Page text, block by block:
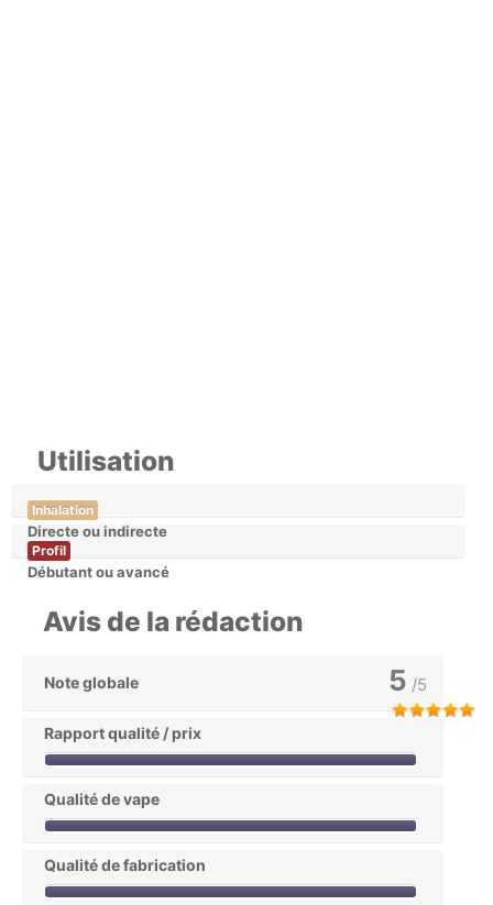
Utilisation
Inhalation
Directe ou indirecte
Profil
Débutant ou avancé
Avis de la rédaction
Note globale 5 /5
Rapport qualité / prix
Qualité de vape
Qualité de fabrication